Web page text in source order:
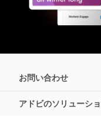
お問い合わせ
アドビのソリューシ